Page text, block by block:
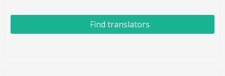
Find translators